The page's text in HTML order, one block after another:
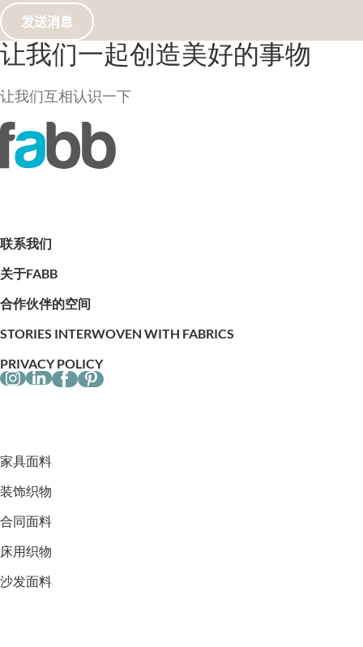
让我们一起创造美好的事物
让我们互相认识一下
联系我们
关于FABB
合作伙伴的空间
STORIES INTERWOVEN WITH FABRICS
PRIVACY POLICY
家具面料
装饰织物
合同面料
床用织物
沙发面料